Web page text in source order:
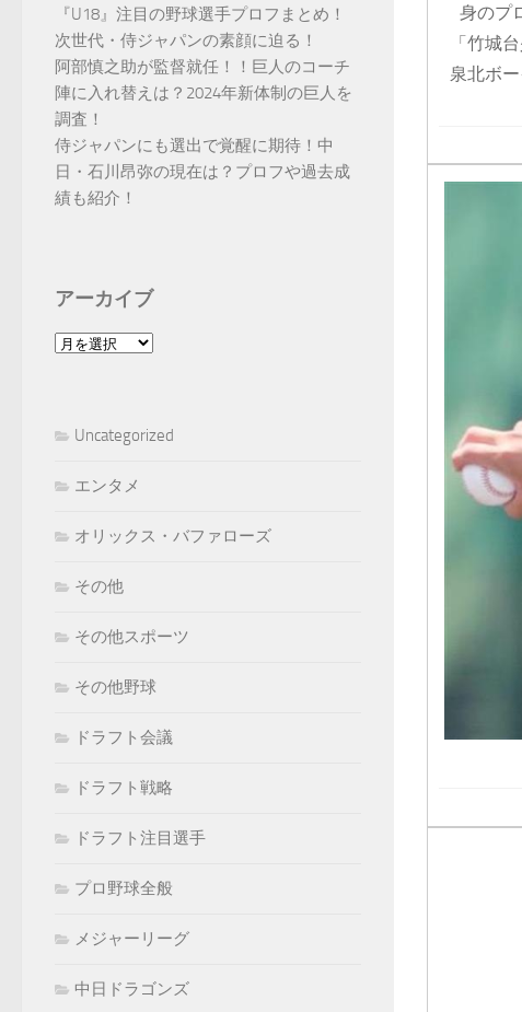
身のプ
「竹城
泉北ボ
『U18』注目の野球選手プロフまとめ！
次世代・侍ジャパンの素顔に迫る！
阿部慎之助が監督就任！！巨人のコーチ
陣に入れ替えは？2024年新体制の巨人を
調査！
侍ジャパンにも選出で覚醒に期待！中
日・石川昂弥の現在は？プロフや過去成
績も紹介！
アーカイブ
ア
ブ
Uncategorized
エンタメ
オリックス・バファローズ
その他
その他スポーツ
その他野球
ドラフト会議
ドラフト戦略
ドラフト注目選手
プロ野球全般
メジャーリーグ
中日ドラゴンズ